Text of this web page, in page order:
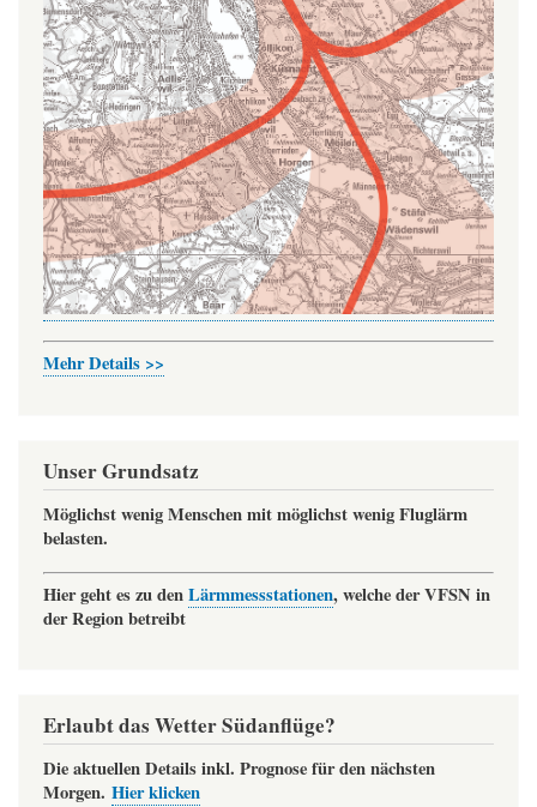
Mehr Details >>
Unser Grundsatz
Möglichst wenig Menschen mit möglichst wenig Fluglärm
belasten.
Hier geht es zu denLärmmessstationen, welche der VFSN in
der Region betreibt
Erlaubt das Wetter Südanflüge?
Die aktuellen Details inkl. Prognose für den nächsten
Morgen. Hier klicken